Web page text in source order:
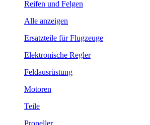
Reifen und Felgen
Alle anzeigen
Ersatzteile für Flugzeuge
Elektronische Regler
Feldausrüstung
Motoren
Teile
Propeller